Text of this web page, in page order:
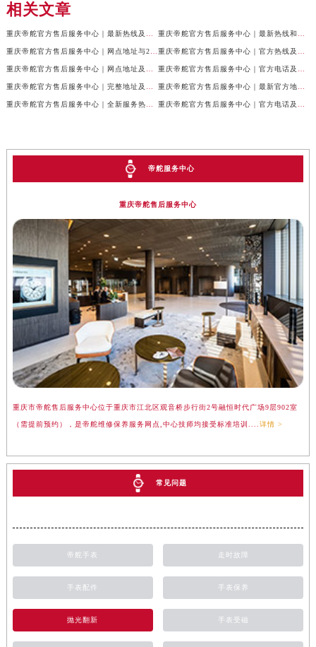
相关文章
帝舵服务中心
重庆帝舵售后服务中心
重庆市帝舵售后服务中心位于重庆市江北区观音桥步行街2号融恒时代广场9层902室
（需提前预约），是帝舵维修保养服务网点,中心技师均接受标准培训.... 详情 >
常见问题
帝舵手表 走时故障
手表配件 手表保养
抛光翻新 手表受磁